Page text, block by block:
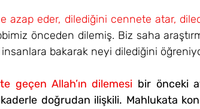
azap eder, dilediğini cennete atar,
önceden dilemiş. Biz saha
bakarak neyi dilediğini
geçen Allah’ın dilemesi bir önceki
doğrudan ilişkili. Mahlukata